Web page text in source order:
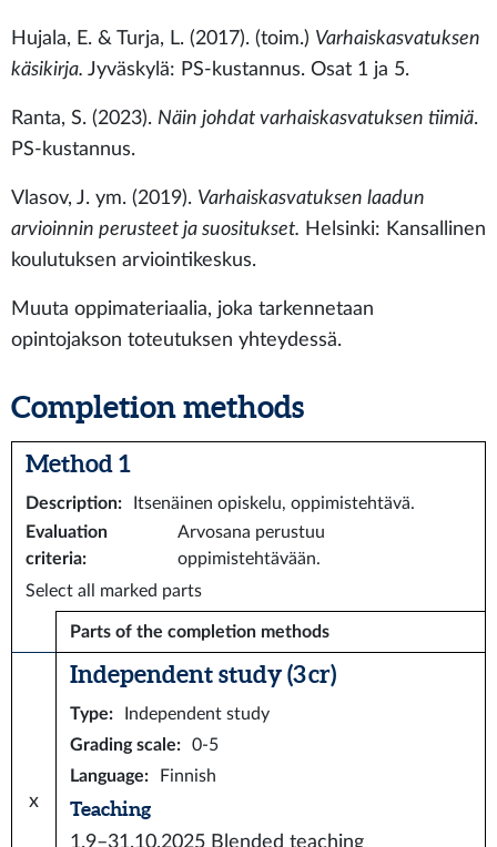
Hujala, E. & Turja, L. (2017). (toim.) Varhaiskasvatuksen
käsikirja. Jyväskylä: PS-kustannus. Osat 1 ja 5.
Ranta, S. (2023). Näin johdat varhaiskasvatuksen tiimiä.
PS-kustannus.
Vlasov, J. ym. (2019). Varhaiskasvatuksen laadun
arvioinnin perusteet ja suositukset. Helsinki: Kansallinen
koulutuksen arviointikeskus.
Muuta oppimateriaalia, joka tarkennetaan
opintojakson toteutuksen yhteydessä.
Completion methods
Method 1
Description:
Itsenäinen opiskelu, oppimistehtävä.
Evaluation
criteria:
Arvosana perustuu
oppimistehtävään.
Select all marked parts
Parts of the completion methods
x
Independent study (3 cr)
Type:
Independent study
Grading scale:
0-5
Language: Finnish
Teaching
1.9–31.10.2025 Blended teaching